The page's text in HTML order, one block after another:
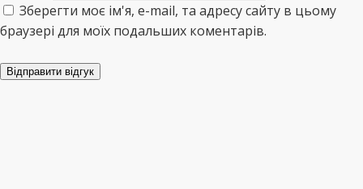
Зберегти моє ім'я, e-mail, та адресу сайту в цьому
браузері для моїх подальших коментарів.
Відправити відгук